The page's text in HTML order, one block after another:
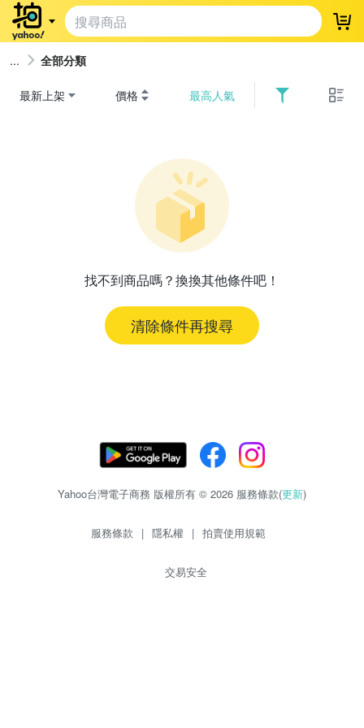
登
全部分類
最新上架 價格 最高人氣
找不到商品嗎？換換其他條件吧！
清除條件再搜尋
Yahoo台灣電子商務 版權所有 © 2026 服務條款(更新)
服務條款 | 隱私權 | 拍賣使用規範
交易安全